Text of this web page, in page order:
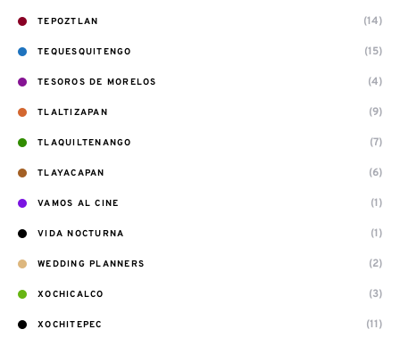
TEPOZTLAN (14)
TEQUESQUITENGO (15)
TESOROS DE MORELOS (4)
TLALTIZAPAN (9)
TLAQUILTENANGO (7)
TLAYACAPAN (6)
VAMOS AL CINE (1)
VIDA NOCTURNA (1)
WEDDING PLANNERS (2)
XOCHICALCO (3)
XOCHITEPEC (11)